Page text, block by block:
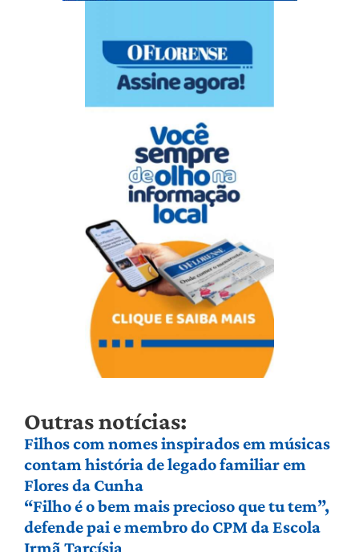
Outras notícias:
Filhos com nomes inspirados em músicas
contam história de legado familiar em
Flores da Cunha
“Filho é o bem mais precioso que tu tem”,
defende pai e membro do CPM da Escola
Irmã Tarcísia